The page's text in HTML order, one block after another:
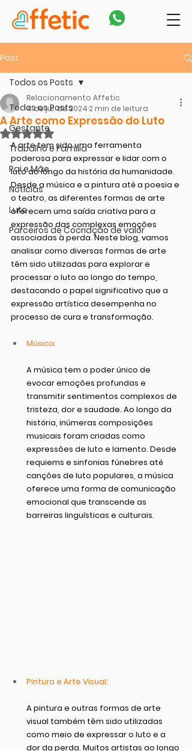
Post
Todos os Posts
Gestante
Trabalho e Família
Pai e Mãe
Notícias
Luto
Parceiros de Cocriação de valor
Todos os Posts
A Arte como Expressão do Luto
Relacionamento Affetic
4 de jul. de 2024 2 min de leitura
Avaliado com NaN de 5 estrelas.
A arte tem sido uma ferramenta
poderosa para expressar e lidar com o
luto ao longo da história da humanidade.
Desde a música e a pintura até a poesia e
o teatro, as diferentes formas de arte
oferecem uma saída criativa para a
expressão das complexas emoções
associadas à perda. Neste blog, vamos
analisar como diversas formas de arte
têm sido utilizadas para explorar e
processar o luto ao longo do tempo,
destacando o papel significativo que a
expressão artística desempenha no
processo de cura e transformação.
Música:
A música tem o poder único de
evocar emoções profundas e
transmitir sentimentos complexos de
tristeza, dor e saudade. Ao longo da
história, inúmeras composições
musicais foram criadas como
expressões de luto e lamento. Desde
requiems e sinfonias fúnebres até
canções de luto populares, a música
oferece uma forma de comunicação
emocional que transcende as
barreiras linguísticas e culturais.
Pintura e Arte Visual:
A pintura e outras formas de arte
visual também têm sido utilizadas
como meio de expressar o luto e a
dor da perda. Muitos artistas ao longo